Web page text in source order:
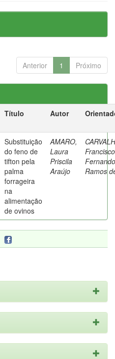
Anterior 1 Próximo
Título Autor
Substituição
do feno de
tifton pela
palma
forrageira
na
alimentação
de ovinos
AMARO,
Laura
Priscila
Araújo
Francisco
Fernando
Ramos